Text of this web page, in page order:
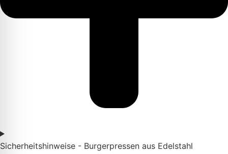
Sicherheitshinweise - Burgerpressen aus Edelstahl